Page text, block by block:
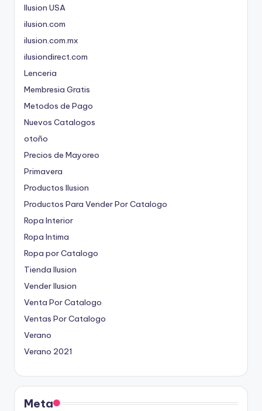
Ilusion USA
ilusion.com
ilusion.com.mx
ilusiondirect.com
Lenceria
Membresia Gratis
Metodos de Pago
Nuevos Catalogos
otoño
Precios de Mayoreo
Primavera
Productos Ilusion
Productos Para Vender Por Catalogo
Ropa Interior
Ropa Intima
Ropa por Catalogo
Tienda Ilusion
Vender Ilusion
Venta Por Catalogo
Ventas Por Catalogo
Verano
Verano 2021
Meta